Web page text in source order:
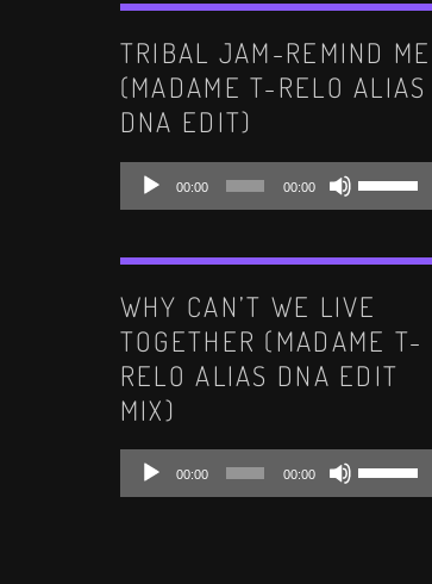
pour
augmenter
le
volume.
TRIBAL JAM-REMIND ME
(MADAME T-RELO ALIAS
DNA EDIT)
Lecteur
audio
00:00 00:00
les
pour
augmenter
ou
volume.
WHY CAN’T WE LIVE
TOGETHER (MADAME T-
RELO ALIAS DNA EDIT
MIX)
Lecteur
audio
00:00 00:00
les